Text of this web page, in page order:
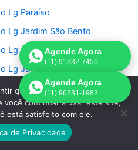
Lg Paraíso
Lg Jardim São Bento
Lg Jardim Paulistano
Lg Jardim Paulista
Lg Jardim Morumbi
Lg Jardim Fonte do Morumbi
Lg Jardim Europa
Lg Jardim das Perdizes
Agende Agora
(11) 91332-7456
Agende Agora
(11) 96231-1982
que oferecemos a melhor
você continuar a usar este site,
está satisfeito com ele.
de Privacidade